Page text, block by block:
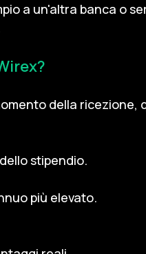
a un'altra banca o
della ricezione,
stipendio.
più elevato.